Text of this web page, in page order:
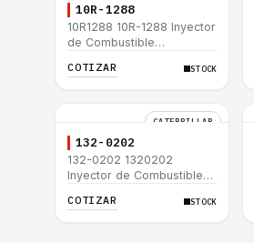
10R-1288
10R1288 10R-1288 Inyector
de Combustible
3512B 3516B 3516C 854G
COTIZAR STOCK
CATERPILLAR
132-0202
132-0202 1320202
Inyector de Combustible
3512B 3516B 3516C 854G
COTIZAR STOCK